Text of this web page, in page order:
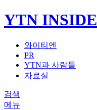
YTN INSIDE
와이티엔
PR
YTN과 사람들
자료실
검색
메뉴